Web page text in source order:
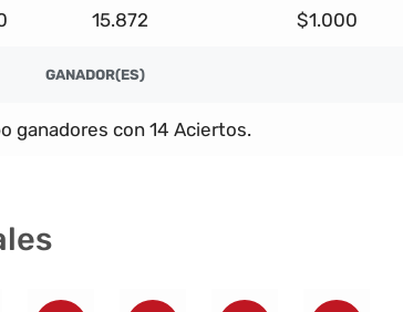
15.872 $1.000
GANADOR(ES)
ganadores con 14 Aciertos.